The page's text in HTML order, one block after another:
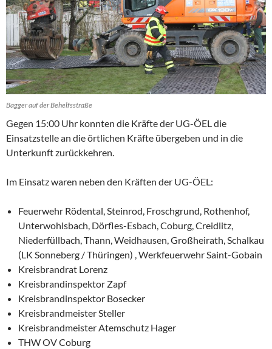
Bagger auf der Behelfsstraße
Gegen 15:00 Uhr konnten die Kräfte der UG-ÖEL die
Einsatzstelle an die örtlichen Kräfte übergeben und in die
Unterkunft zurückkehren.
Im Einsatz waren neben den Kräften der UG-ÖEL:
Feuerwehr Rödental, Steinrod, Froschgrund, Rothenhof,
Unterwohlsbach, Dörfles-Esbach, Coburg, Creidlitz,
Niederfüllbach, Thann, Weidhausen, Großheirath, Schalkau
(LK Sonneberg / Thüringen) , Werkfeuerwehr Saint-Gobain
Kreisbrandrat Lorenz
Kreisbrandinspektor Zapf
Kreisbrandinspektor Bosecker
Kreisbrandmeister Steller
Kreisbrandmeister Atemschutz Hager
THW OV Coburg